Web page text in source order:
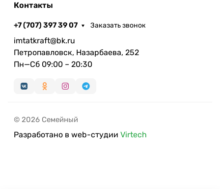
Контакты
+7 (707) 397 39 07 Заказать звонок
imtatkraft@bk.ru
Петропавловск, Назарбаева, 252
Пн—Сб 09:00 – 20:30
© 2026 Семейный
Разработано в web-студии Virtech